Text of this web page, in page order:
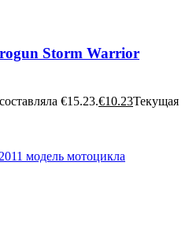
Storm Warrior
€15.23.€10.23Текущая